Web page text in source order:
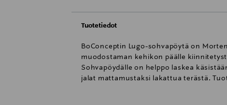
Tuotetiedot
BoConceptin Lugo-sohvapöytä on
muodostaman kehikon päälle
Sohvapöydälle on helppo laskea
jalat mattamustaksi lakattua terästä.